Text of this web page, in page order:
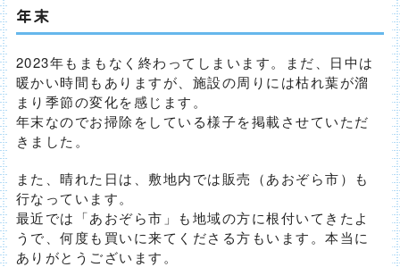
年末
2023年もまもなく終わってしまいます。まだ、日中は
暖かい時間もありますが、施設の周りには枯れ葉が溜
まり季節の変化を感じます。
年末なのでお掃除をしている様子を掲載させていただ
きました。
また、晴れた日は、敷地内では販売（あおぞら市）も
行なっています。
最近では「あおぞら市」も地域の方に根付いてきたよ
うで、何度も買いに来てくださる方もいます。本当に
ありがとうございます。